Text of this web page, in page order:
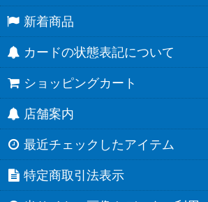
新着商品
カードの状態表記について
ショッピングカート
店舗案内
最近チェックしたアイテム
特定商取引法表示